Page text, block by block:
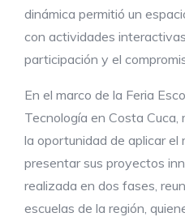
dinámica permitió un
con actividades
participación y el
En el marco de la Feria
Tecnología en Costa
la oportunidad de aplicar
presentar sus proyectos
realizada en dos fases,
escuelas de la región,